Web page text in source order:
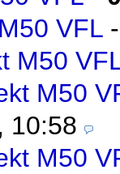
VFL
M50
M50
10:58
M50